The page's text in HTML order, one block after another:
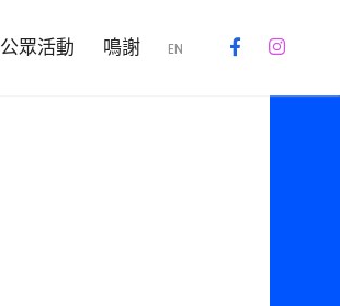
公眾活動 鳴謝 EN